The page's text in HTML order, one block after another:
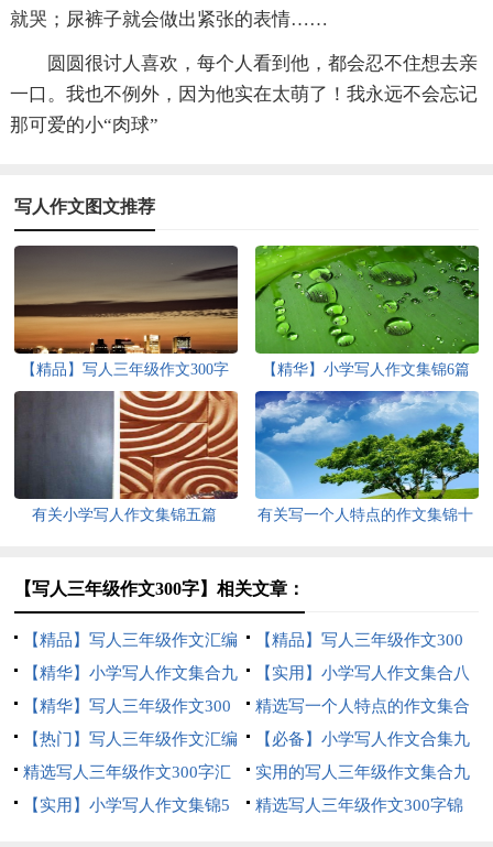
就哭；尿裤子就会做出紧张的表情……
圆圆很讨人喜欢，每个人看到他，都会忍不住想去亲
一口。我也不例外，因为他实在太萌了！我永远不会忘记
那可爱的小“肉球”
写人作文图文推荐
【精品】写人三年级作文300字
汇编九篇
【精华】小学写人作文集锦6篇
有关小学写人作文集锦五篇
有关写一个人特点的作文集锦十
【写人三年级作文300字】相关文章：
【精品】写人三年级作文汇编
十篇
【精品】写人三年级作文300
字集锦7篇
【精华】小学写人作文集合九
篇
【实用】小学写人作文集合八
篇
【精华】写人三年级作文300
字集锦十篇
精选写一个人特点的作文集合
8篇
【热门】写人三年级作文汇编
七篇
【必备】小学写人作文合集九
篇
精选写人三年级作文300字汇
总九篇
实用的写人三年级作文集合九
篇
【实用】小学写人作文集锦5
精选写人三年级作文300字锦